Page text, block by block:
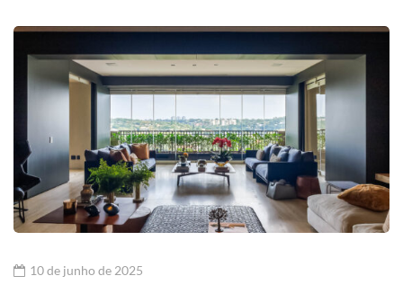
10 de junho de 2025